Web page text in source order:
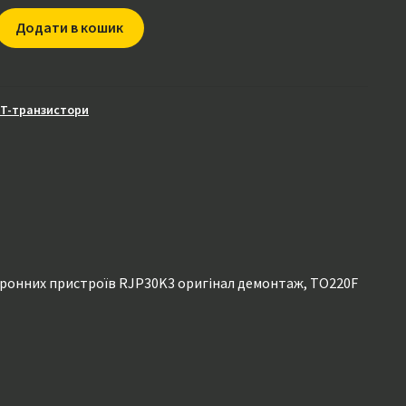
Додати в кошик
транзистори
пристроїв RJP30K3 оригінал демонтаж, TO220F